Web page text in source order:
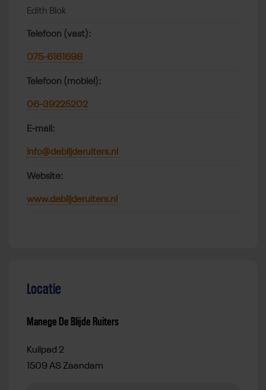
Edith Blok
Telefoon (vast):
075-6161698
Telefoon (mobiel):
06-39225202
E-mail:
info@deblijderuiters.nl
Website:
www.deblijderuiters.nl
Locatie
Manege De Blijde Ruiters
Kuilpad 2
1509 AS Zaandam